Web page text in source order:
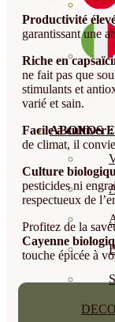
ABONOS
Productivité
garantissant une
Riche en
ne fait pas que
stimulants et
varié et sain.
Facile à cultiver :
de climat, il
Culture
pesticides ni
respectueux de
Profitez de la
Cayenne
touche épicée à